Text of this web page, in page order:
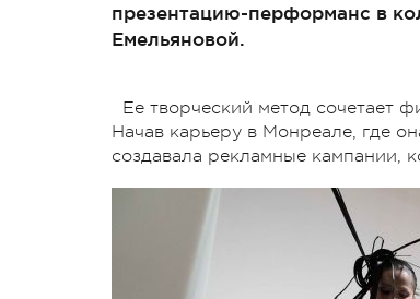
презентацию-перформанс в
Емельяновой.
Ее творческий метод сочетает
Начав карьеру в Монреале, где
создавала рекламные кампании,